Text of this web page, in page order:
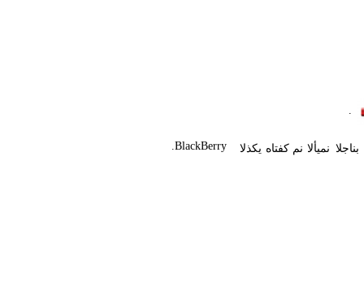
.
بناجلا نميألا نم كفتاه يكذلا BlackBerry
.